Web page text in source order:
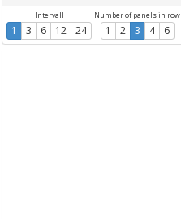
Intervall
1 3 6 12 24
Number of panels in row
1 2 3 4 6